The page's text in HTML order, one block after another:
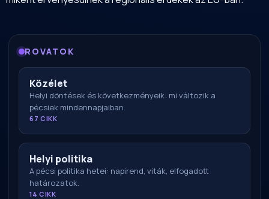
ROVATOK
Közélet
Helyi döntések és következményeik: mi változik a
pécsiek mindennapjaiban.
67 CIKK
Helyi politika
A pécsi politika hetei: napirend, viták, elfogadott
határozatok.
14 CIKK